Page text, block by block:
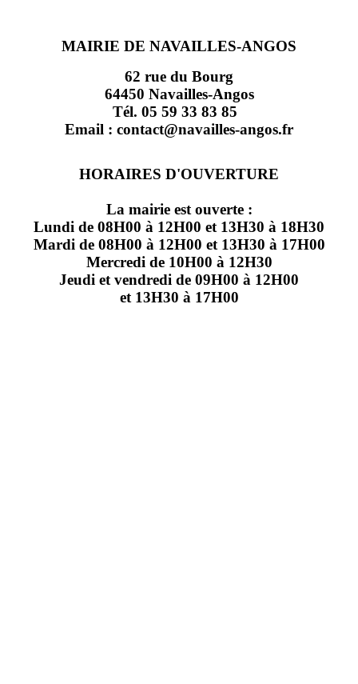
MAIRIE DE NAVAILLES-ANGOS
62 rue du Bourg
64450 Navailles-Angos
Tél. 05 59 33 83 85
Email : contact@navailles-angos.fr
HORAIRES D'OUVERTURE
La mairie est ouverte :
Lundi de 08H00 à 12H00 et 13H30 à 18H30
Mardi de 08H00 à 12H00 et 13H30 à 17H00
Mercredi de 10H00 à 12H30
Jeudi et vendredi de 09H00 à 12H00
et 13H30 à 17H00